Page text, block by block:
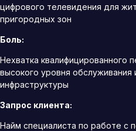
цифрового телевидения для
пригородных зон
Боль:
Нехватка квалифицированного
высокого уровня
инфраструктуры
Запрос клиента:
Найм специалиста по работе с